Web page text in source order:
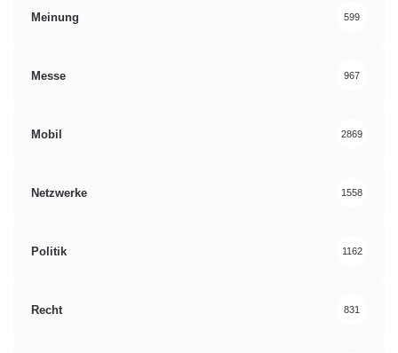
Meinung 599
Messe 967
Mobil 2869
Netzwerke 1558
Politik 1162
Recht 831